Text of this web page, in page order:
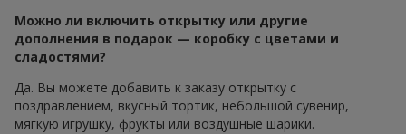
Можно ли включить открытку или другие
дополнения в подарок — коробку с цветами и
сладостями?
Да. Вы можете добавить к заказу открытку с
поздравлением, вкусный тортик, небольшой сувенир,
мягкую игрушку, фрукты или воздушные шарики.